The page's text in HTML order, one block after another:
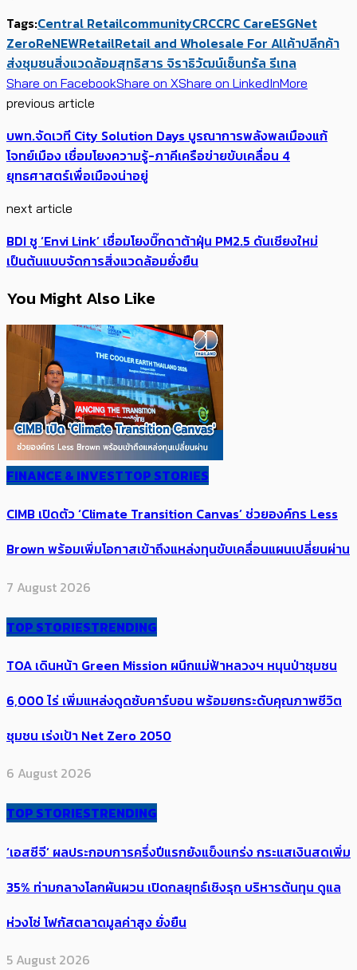
Tags:Central RetailcommunityCRCCRC CareESGNet
ZeroReNEWRetailRetail and Wholesale For Allค้าปลีกค้า
ส่งชุมชนสิ่งแวดล้อมสุทธิสาร จิราธิวัฒน์เซ็นทรัล รีเทล
Share on FacebookShare on XShare on LinkedInMore
previous article
บพท.จัดเวที City Solution Days บูรณาการพลังพลเมืองแก้
โจทย์เมือง เชื่อมโยงความรู้-ภาคีเครือข่ายขับเคลื่อน 4
ยุทธศาสตร์เพื่อเมืองน่าอยู่
next article
BDI ชู ‘Envi Link’ เชื่อมโยงบิ๊กดาต้าฝุ่น PM2.5 ดันเชียงใหม่
เป็นต้นแบบจัดการสิ่งแวดล้อมยั่งยืน
You Might Also Like
FINANCE & INVESTTOP STORIES
CIMB เปิดตัว ‘Climate Transition Canvas’ ช่วย​องค์กร​ Less
Brown พร้อมเพิ่มโอกาสเข้าถึงแหล่งทุนขับเคลื่อนแผนเปลี่ยนผ่าน
7 August 2026
TOP STORIESTRENDING
TOA เดินหน้า Green Mission ผนึกแม่ฟ้าหลวงฯ หนุนป่าชุมชน
6,000 ไร่ เพิ่ม​แหล่งดูดซับคาร์บอน พร้อมยกระดับคุณภาพชีวิต
ชุมชน เร่งเป้า​ Net Zero 2050
6 August 2026
TOP STORIESTRENDING
‘เอสซีจี’ ผลประกอบการครึ่งปีแรกยังแข็งแกร่ง กระแสเงินสดเพิ่ม
35% ท่ามกลางโลกผันผวน เปิดกลยุทธ์เชิงรุก บริหารต้นทุน ดูแล
ห่วงโซ่ โฟกัสตลาดมูลค่าสูง ยั่งยืน
5 August 2026